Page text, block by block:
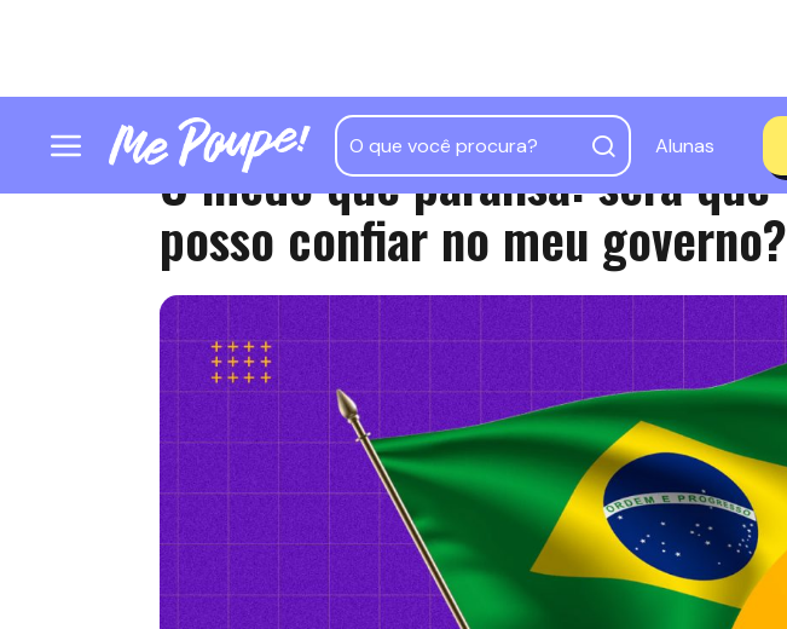
Alunas
O medo que paralisa: será que
posso confiar no meu governo?